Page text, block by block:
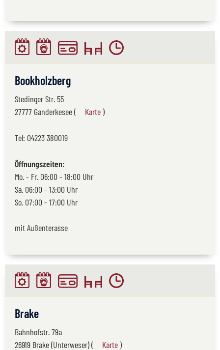
Bookholzberg
Stedinger Str. 55
27777 Ganderkesee (
Karte )
Tel: 04223 380019
Öffnungszeiten:
Mo. - Fr. 06:00 - 18:00 Uhr
Sa. 06:00 - 13:00 Uhr
So. 07:00 - 17:00 Uhr
mit Außenterasse
Brake
Bahnhofstr. 79a
26919 Brake (Unterweser) (
Karte )